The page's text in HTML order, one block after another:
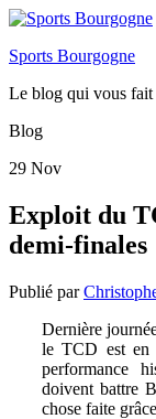
Sports Bourgogne
Le blog qui vous fait
Blog
29 Nov
Exploit du
demi-finales
Publié par
Dernière
le TCD est en
performance
doivent battre
chose faite